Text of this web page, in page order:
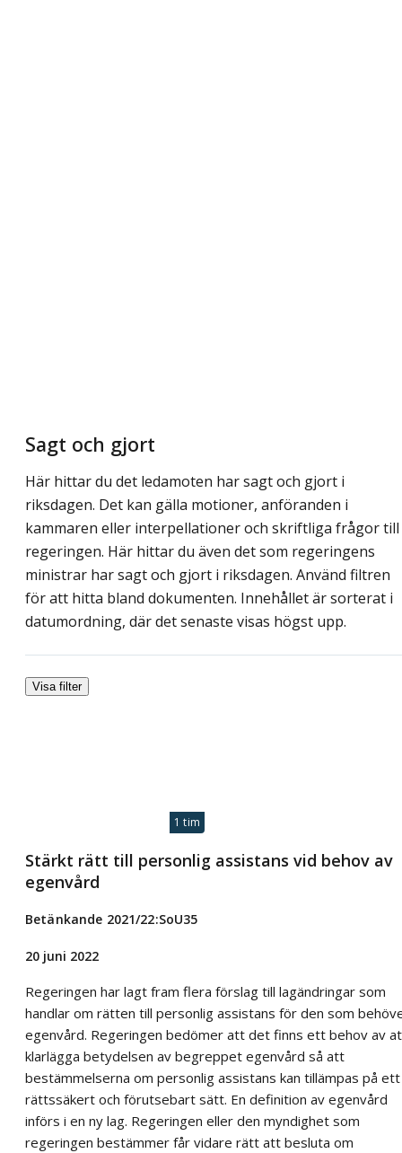
Sagt och gjort
Här hittar du det ledamoten har sagt och gjort i
riksdagen. Det kan gälla motioner, anföranden i
kammaren eller interpellationer och skriftliga frågor till
regeringen. Här hittar du även det som regeringens
ministrar har sagt och gjort i riksdagen. Använd filtren
för att hitta bland dokumenten. Innehållet är sorterat i
datumordning, där det senaste visas högst upp.
Visa filter
1 tim
Stärkt rätt till personlig assistans vid behov av
egenvård
Betänkande 2021/22:SoU35
20 juni 2022
Regeringen har lagt fram flera förslag till lagändringar som
handlar om rätten till personlig assistans för den som
egenvård. Regeringen bedömer att det finns ett behov av
klarlägga betydelsen av begreppet egenvård så att
bestämmelserna om personlig assistans kan tillämpas på ett
rättssäkert och förutsebart sätt. En definition av egenvård
införs i en ny lag. Regeringen eller den myndighet som
regeringen bestämmer får vidare rätt att besluta om